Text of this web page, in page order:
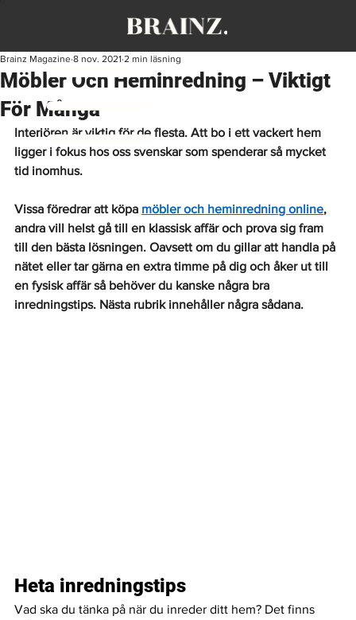
Möbler Och Heminredning – Viktigt
För Många
Brainz Magazine 8 nov. 2021 2 min läsning
Interiören är viktig för de flesta. Att bo i ett vackert hem
ligger i fokus hos oss svenskar som spenderar så mycket
tid inomhus.
Vissa föredrar att köpa möbler och heminredning online,
andra vill helst gå till en klassisk affär och prova sig fram
till den bästa lösningen. Oavsett om du gillar att handla på
nätet eller tar gärna en extra timme på dig och åker ut till
en fysisk affär så behöver du kanske några bra
inredningstips. Nästa rubrik innehåller några sådana.
Heta inredningstips
Vad ska du tänka på när du inreder ditt hem? Det finns